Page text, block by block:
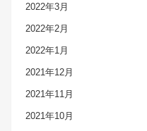
2022年3月
2022年2月
2022年1月
2021年12月
2021年11月
2021年10月